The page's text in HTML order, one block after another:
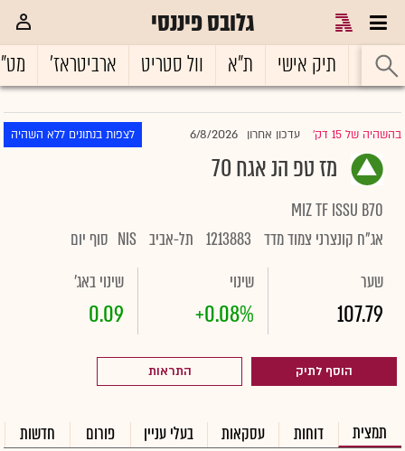
גלובס פיננסי
ראשי תיק אישי ת"א וול סטריט ארביטראז'
בהשהיה של 15 דק' |עדכון אחרון 6/8/2026 לצפות בנתונים ללא השהיה
מז טפ הנ אגח 70
MIZ TF ISSU B70
אג"ח קונצרני צמוד מדד 1213883 תל-אביב NIS סוף יום
שער
107.79
שינוי
+0.08%
שינוי באג'
0.09
הוסף לתיק התראות
תמצית דוחות עסקאות בעלי עניין פורום חדשות